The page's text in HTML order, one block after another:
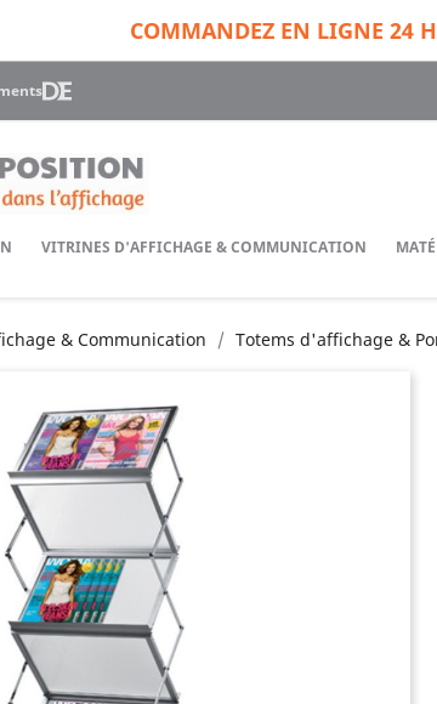
COMMANDEZ EN LIGNE 24
VITRINES D'AFFICHAGE & COMMUNICATION
& Communication Totems d'affichage &